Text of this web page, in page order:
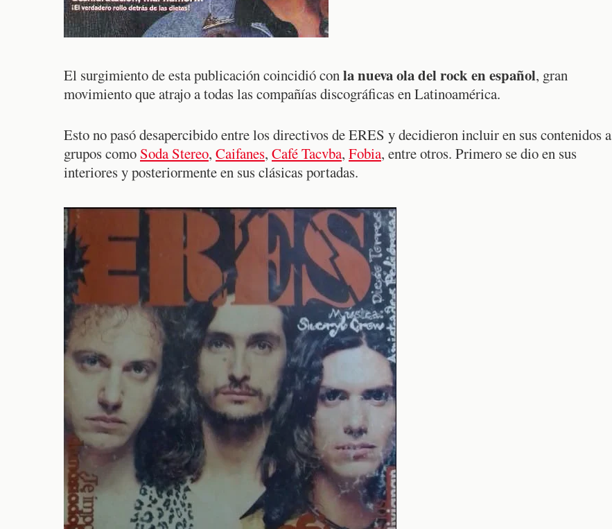
El surgimiento de esta publicación coincidió conla nueva ola del rock en español, gran
movimiento que atrajo a todas las compañías discográficas en Latinoamérica.
Esto no pasó desapercibido entre los directivos de ERES y decidieron incluir en sus contenidos a
grupos como Soda Stereo, Caifanes, Café Tacvba, Fobia, entre otros. Primero se dio en sus
interiores y posteriormente en sus clásicas portadas.